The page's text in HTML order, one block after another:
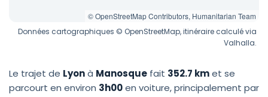
© OpenStreetMap Contributors, Humanitarian Team
Données cartographiques © OpenStreetMap, itinéraire calculé via
Valhalla.
Le trajet de Lyonà Manosque fait 352.7 kmet se
parcourt en environ 3h00en voiture, principalement par